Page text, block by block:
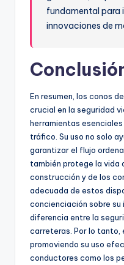
fundamental para
innovaciones de
En resumen, los conos
crucial en la seguridad
herramientas
tráfico. Su uso no solo
garantizar el flujo
también protege la vida
construcción y de los
adecuada de estos
concienciación sobre
diferencia entre la
carreteras. Por lo tanto,
promoviendo su uso
conductores como los